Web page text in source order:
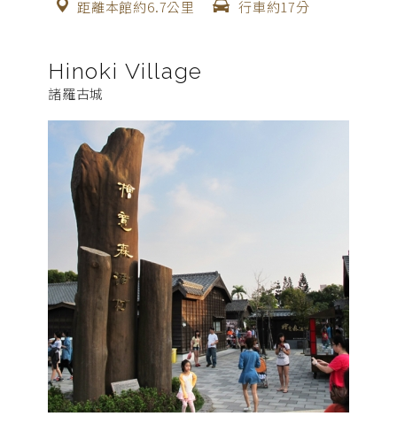
距離本館約6.7公里 行車約17分
Hinoki Village
諸羅古城